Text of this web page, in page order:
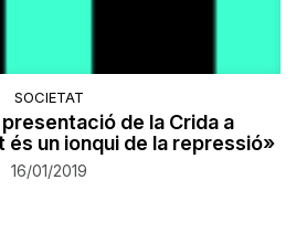
SOCIETAT
de la Crida a
és un ionqui de la repressió»
16/01/2019